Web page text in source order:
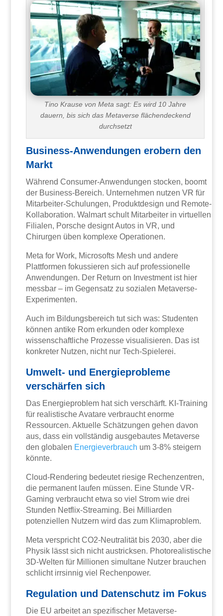
Tino Krause von Meta sagt: Es wird 10 Jahre
dauern, bis sich das Metaverse flächendeckend
durchsetzt
Business-Anwendungen erobern den
Markt
Während Consumer-Anwendungen stocken, boomt
der Business-Bereich. Unternehmen nutzen VR für
Mitarbeiter-Schulungen, Produktdesign und Remote-
Kollaboration. Walmart schult Mitarbeiter in virtuellen
Filialen, Porsche designt Autos in VR, und
Chirurgen üben komplexe Operationen.
Meta for Work, Microsofts Mesh und andere
Plattformen fokussieren sich auf professionelle
Anwendungen. Der Return on Investment ist hier
messbar – im Gegensatz zu sozialen Metaverse-
Experimenten.
Auch im Bildungsbereich tut sich was: Studenten
können antike Rom erkunden oder komplexe
wissenschaftliche Prozesse visualisieren. Das ist
konkreter Nutzen, nicht nur Tech-Spielerei.
Umwelt- und Energieprobleme
verschärfen sich
Das Energieproblem hat sich verschärft. KI-Training
für realistische Avatare verbraucht enorme
Ressourcen. Aktuelle Schätzungen gehen davon
aus, dass ein vollständig ausgebautes Metaverse
den globalen Energieverbrauch um 3-8% steigern
könnte.
Cloud-Rendering bedeutet riesige Rechenzentren,
die permanent laufen müssen. Eine Stunde VR-
Gaming verbraucht etwa so viel Strom wie drei
Stunden Netflix-Streaming. Bei Milliarden
potenziellen Nutzern wird das zum Klimaproblem.
Meta verspricht CO2-Neutralität bis 2030, aber die
Physik lässt sich nicht austricksen. Photorealistische
3D-Welten für Millionen simultane Nutzer brauchen
schlicht irrsinnig viel Rechenpower.
Regulation und Datenschutz im Fokus
Die EU arbeitet an spezifischer Metaverse-